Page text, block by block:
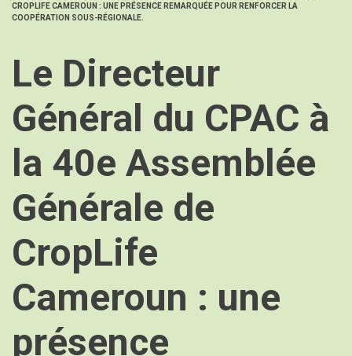
FIL
CROPLIFE CAMEROUN : UNE PRÉSENCE REMARQUÉE POUR RENFORCER LA
COOPÉRATION SOUS-RÉGIONALE.
Le Directeur
Général du CPAC à
la 40e Assemblée
Générale de
CropLife
Cameroun : une
présence